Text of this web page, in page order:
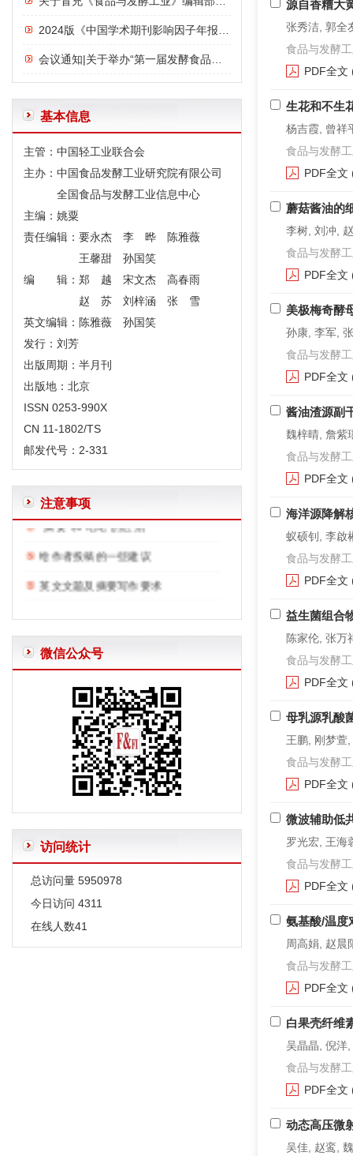
源自香糟大
张秀洁, 郭全
食品与发酵
PDF全文
生花和不生
杨吉霞, 曾祥
食品与发酵
PDF全文
蘑菇酱油的
李树, 刘冲,
食品与发酵
PDF全文
美极梅奇酵
孙康, 李军,
食品与发酵
PDF全文
酱油渣源副
魏梓晴, 詹紫
食品与发酵
PDF全文
海洋源降解
蚁硕钊, 李啟
食品与发酵
PDF全文
益生菌组合
陈家伦, 张万
食品与发酵
PDF全文
母乳源乳酸
王鹏, 刚梦萱
食品与发酵
PDF全文
微波辅助低
罗光宏, 王海
食品与发酵
PDF全文
氨基酸/温度
周高娟, 赵晨
食品与发酵
PDF全文
白果壳纤维
吴晶晶, 倪洋
食品与发酵
PDF全文
动态高压微
吴佳, 赵鸾,
基本信息
主管：中国轻工业联合会
主办：中国食品发酵工业研究院有限公司
全国食品与发酵工业信息中心
主编：姚粟
责任编辑：要永杰 李 晔 陈雅薇
王馨甜 孙国笑
编 辑：郑 越 宋文杰 高春雨
赵 苏 刘梓涵 张 雪
英文编辑：陈雅薇 孙国笑
发行：刘芳
出版周期：半月刊
出版地：北京
ISSN 0253-990X
CN 11-1802/TS
邮发代号：2-331
注意事项
体例规范
“摘要”和“结论”的区别
给作者投稿的一些建议
英文文题及摘要写作要求
正确使用表格中的空白—和0
常用限制性内切酶和DNA聚合酶外文字符的规范编排
有关微生物名称的一些说明
微信公众号
访问统计
总访问量 5950978
今日访问 4311
在线人数41